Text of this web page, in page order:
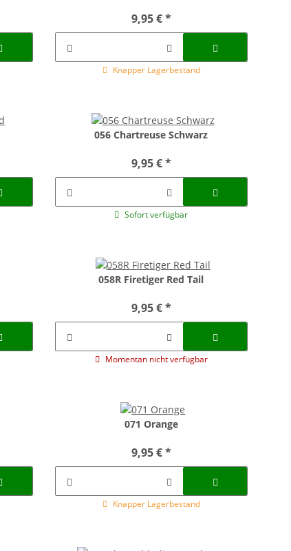
9,95 €*
Knapper Lagerbestand
056 Chartreuse Schwarz
9,95 €*
Sofort verfügbar
058R Firetiger Red Tail
9,95 €*
Momentan nicht verfügbar
071 Orange
9,95 €*
Knapper Lagerbestand